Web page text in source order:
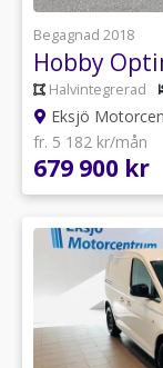
Begagnad 2018
Hobby
Halvintegrerad
Eksjö
fr. 5 182 kr/mån
679 900 kr